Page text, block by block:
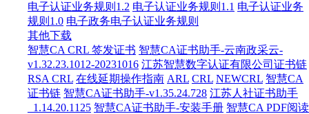
电子认证业务规则1.2 电子认证业务规则1.1 电子认证业务
规则1.0 电子政务电子认证业务规则
其他下载
智慧CA CRL 签发证书 智慧CA证书助手-云南政采云-
v1.32.23.1012-20231016 江苏智慧数字认证有限公司证书链
RSA CRL 在线延期操作指南 ARL CRL NEWCRL 智慧CA
证书链 智慧CA证书助手-v1.35.24.728 江苏人社证书助手
_1.14.20.1125 智慧CA证书助手-安装手册 智慧CA PDF阅读